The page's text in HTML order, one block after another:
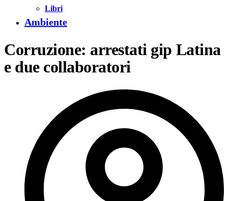
Libri
Ambiente
Corruzione: arrestati gip Latina
e due collaboratori